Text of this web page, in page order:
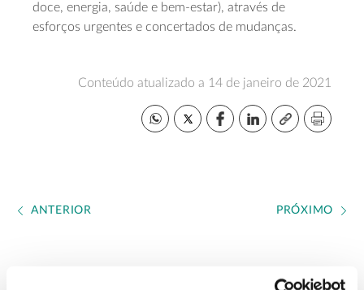
doce, energia, saúde e bem-estar), através de
esforços urgentes e concertados de mudanças.
Conteúdo atualizado a 14 de janeiro de 2021
ANTERIOR PRÓXIMO
VER TODAS AS PERGUNTAS